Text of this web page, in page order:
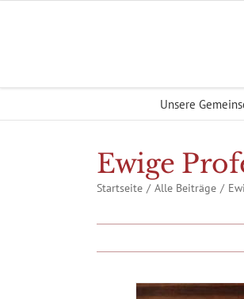
Unsere
Ewige
Startseite Alle Beiträge